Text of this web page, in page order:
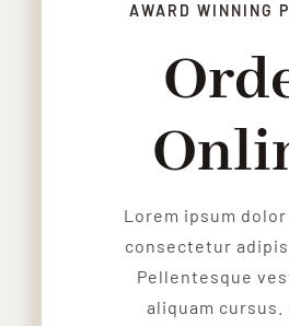
AWARD WINNING
Lorem ipsum
consectetur
Pellentesque
aliquam cursus.